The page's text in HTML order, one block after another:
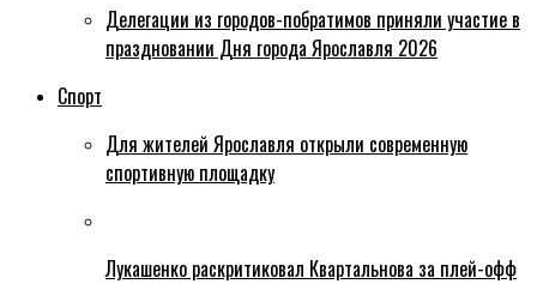
Делегации из городов-побратимов приняли участие в
праздновании Дня города Ярославля 2026
Спорт
Для жителей Ярославля открыли современную
спортивную площадку
Лукашенко раскритиковал Квартальнова за плей-офф